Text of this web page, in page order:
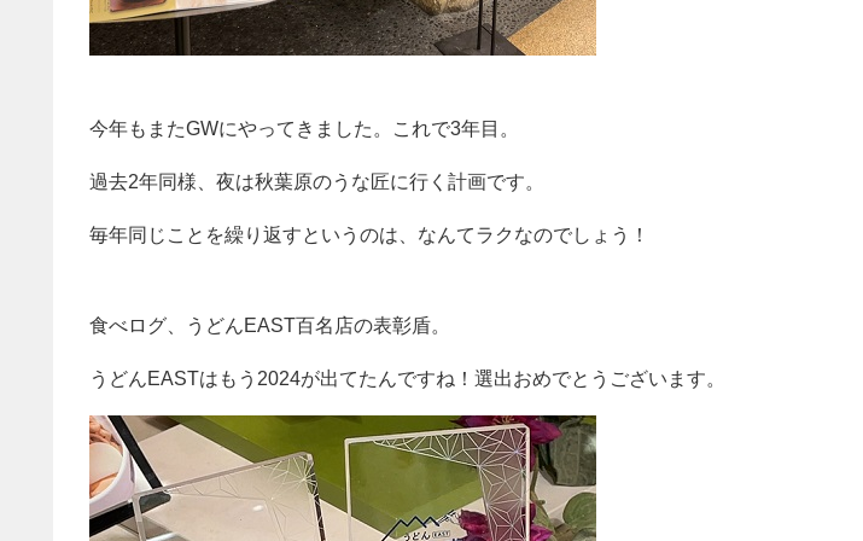
今年もまたGWにやってきました。これで3年目。
過去2年同様、夜は秋葉原のうな匠に行く計画です。
毎年同じことを繰り返すというのは、なんてラクなのでしょう！
食べログ、うどんEAST百名店の表彰盾。
うどんEASTはもう2024が出てたんですね！選出おめでとうございます。